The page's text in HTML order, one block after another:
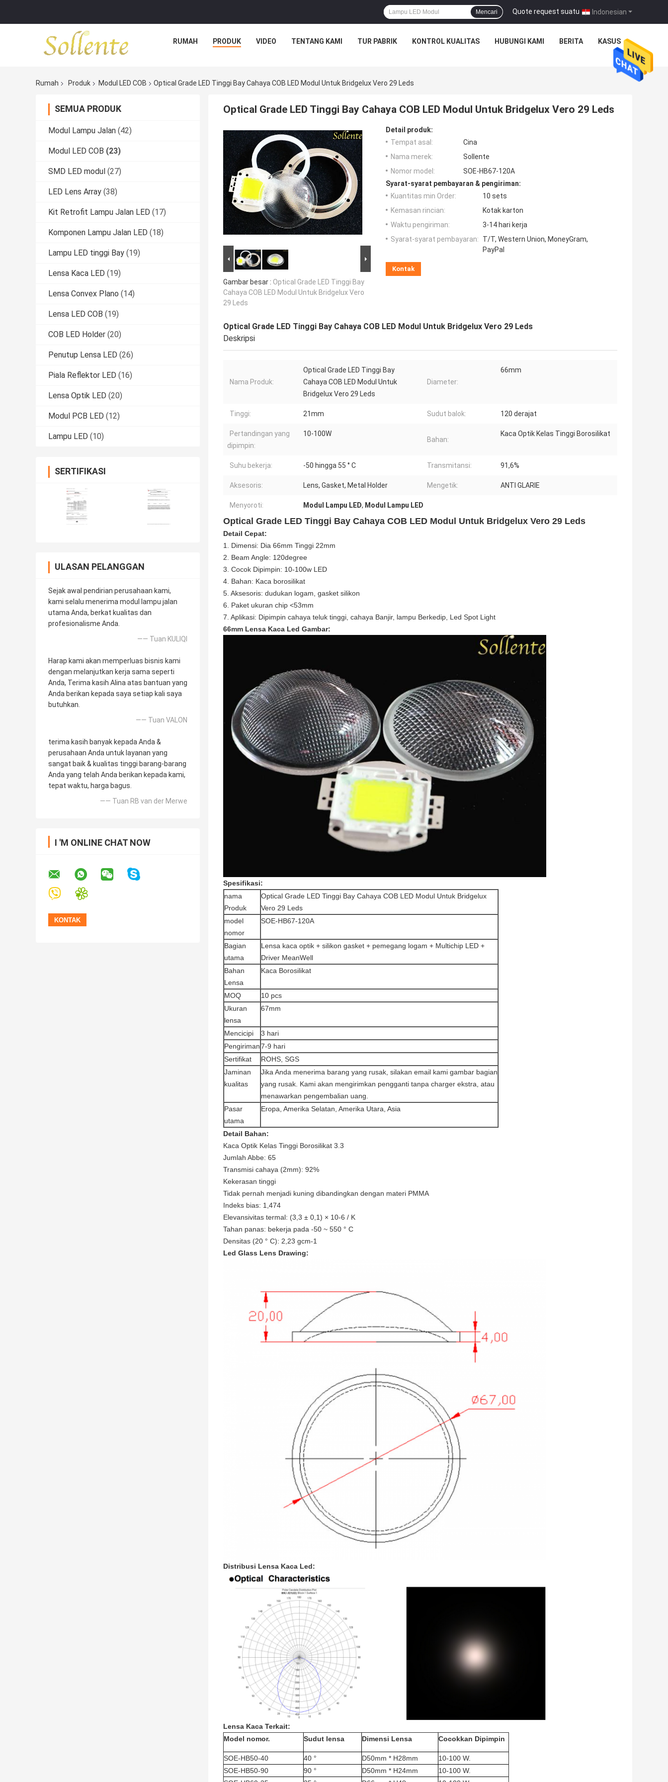
Indonesian
Quote request suatu |
Mencari
RUMAH PRODUK VIDEO TENTANG KAMI TUR PABRIK KONTROL KUALITAS HUBUNGI KAMI BERITA KASUS
Rumah Produk Modul LED COB Optical Grade LED Tinggi Bay Cahaya COB LED Modul Untuk Bridgelux Vero 29 Leds
SEMUA PRODUK
Modul Lampu Jalan (42)
Modul LED COB (23)
SMD LED modul (27)
LED Lens Array (38)
Kit Retrofit Lampu Jalan LED (17)
Komponen Lampu Jalan LED (18)
Lampu LED tinggi Bay (19)
Lensa Kaca LED (19)
Lensa Convex Plano (14)
Lensa LED COB (19)
COB LED Holder (20)
Penutup Lensa LED (26)
Piala Reflektor LED (16)
Lensa Optik LED (20)
Modul PCB LED (12)
Lampu LED (10)
SERTIFIKASI
ULASAN PELANGGAN
Sejak awal pendirian perusahaan kami,
kami selalu menerima modul lampu jalan
utama Anda, berkat kualitas dan
profesionalisme Anda.
—— Tuan KULIQI
Harap kami akan memperluas bisnis kami
dengan melanjutkan kerja sama seperti
Anda, Terima kasih Alina atas bantuan yang
Anda berikan kepada saya setiap kali saya
butuhkan.
—— Tuan VALON
terima kasih banyak kepada Anda &
perusahaan Anda untuk layanan yang
sangat baik & kualitas tinggi barang-barang
Anda yang telah Anda berikan kepada kami,
tepat waktu, harga bagus.
—— Tuan RB van der Merwe
I 'M ONLINE CHAT NOW
Optical Grade LED Tinggi Bay Cahaya COB LED Modul Untuk Bridgelux Vero 29 Leds
Gambar besar : Optical Grade LED Tinggi Bay
Cahaya COB LED Modul Untuk Bridgelux Vero
29 Leds
Detail produk:
Tempat asal:
Cina
Nama merek:
Sollente
Nomor model:
SOE-HB67-120A
Syarat-syarat pembayaran & pengiriman:
Kuantitas min Order:
10 sets
Kemasan rincian:
Kotak karton
Waktu pengiriman:
3-14 hari kerja
Syarat-syarat pembayaran:
T/T, Western Union, MoneyGram,
PayPal
Kontak
Optical Grade LED Tinggi Bay Cahaya COB LED Modul Untuk Bridgelux Vero 29 Leds
Deskripsi
Nama Produk:
Optical Grade LED Tinggi Bay
Cahaya COB LED Modul Untuk
Bridgelux Vero 29 Leds
Diameter:
66mm
Tinggi: 21mm Sudut balok: 120 derajat
Pertandingan yang
dipimpin:
10-100W
Bahan:
Kaca Optik Kelas Tinggi Borosilikat
Suhu bekerja: -50 hingga 55 ° C Transmitansi: 91,6%
Aksesoris: Lens, Gasket, Metal Holder Mengetik: ANTI GLARIE
Menyoroti: Modul Lampu LED, Modul Lampu LED
Optical Grade LED Tinggi Bay Cahaya COB LED Modul Untuk Bridgelux Vero 29 Leds
Detail Cepat:
1. Dimensi: Dia 66mm Tinggi 22mm
2. Beam Angle: 120degree
3. Cocok Dipimpin: 10-100w LED
4. Bahan: Kaca borosilikat
5. Aksesoris: dudukan logam, gasket silikon
6. Paket ukuran chip <53mm
7. Aplikasi: Dipimpin cahaya teluk tinggi, cahaya Banjir, lampu Berkedip, Led Spot Light
66mm Lensa Kaca Led Gambar:
Spesifikasi:
nama
Produk
Optical Grade LED Tinggi Bay Cahaya COB LED Modul Untuk Bridgelux
Vero 29 Leds
model
nomor
SOE-HB67-120A
Bagian
utama
Lensa kaca optik + silikon gasket + pemegang logam + Multichip LED +
Driver MeanWell
Bahan
Lensa
Kaca Borosilikat
MOQ
10 pcs
Ukuran
lensa
67mm
Mencicipi
3 hari
Pengiriman7-9 hari
Sertifikat
ROHS, SGS
Jaminan
kualitas
Jika Anda menerima barang yang rusak, silakan email kami gambar bagian
yang rusak. Kami akan mengirimkan pengganti tanpa charger ekstra, atau
menawarkan pengembalian uang.
Pasar
utama
Eropa, Amerika Selatan, Amerika Utara, Asia
Detail Bahan:
Kaca Optik Kelas Tinggi Borosilikat 3.3
Jumlah Abbe: 65
Transmisi cahaya (2mm): 92%
Kekerasan tinggi
Tidak pernah menjadi kuning dibandingkan dengan materi PMMA
Indeks bias: 1,474
Elevansivitas termal: (3,3 ± 0,1) × 10-6 / K
Tahan panas: bekerja pada -50 ~ 550 ° C
Densitas (20 ° C): 2,23 gcm-1
Led Glass Lens Drawing:
Distribusi Lensa Kaca Led:
Lensa Kaca Terkait:
Model nomor.
Sudut lensa Dimensi Lensa Cocokkan Dipimpin
SOE-HB50-40 40 ° D50mm * H28mm
10-100 W.
SOE-HB50-90
90 ° D50mm * H24mm
10-100 W.